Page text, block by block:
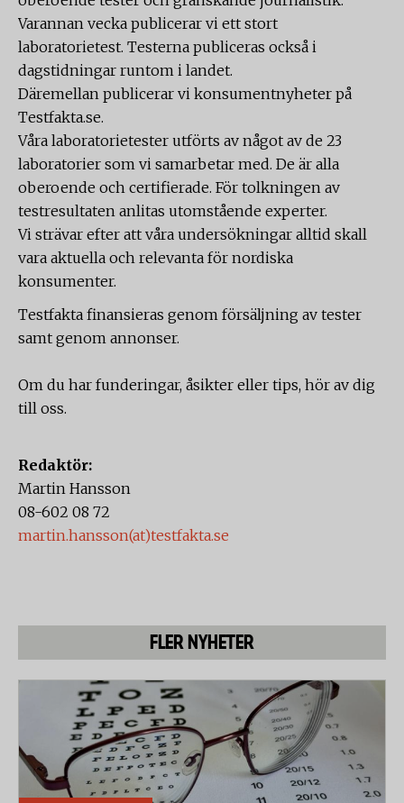
Varannan vecka publicerar vi ett stort
laboratorietest. Testerna publiceras också i
dagstidningar runtom i landet.
Däremellan publicerar vi konsumentnyheter på
Testfakta.se.
Våra laboratorietester utförts av något av de 23
laboratorier som vi samarbetar med. De är alla
oberoende och certifierade. För tolkningen av
testresultaten anlitas utomstående experter.
Vi strävar efter att våra undersökningar alltid skall
vara aktuella och relevanta för nordiska
konsumenter.
Testfakta finansieras genom försäljning av tester
samt genom annonser.
Om du har funderingar, åsikter eller tips, hör av dig
till oss.
Redaktör:
Martin Hansson
08-602 08 72
martin.hansson(at)testfakta.se
FLER NYHETER